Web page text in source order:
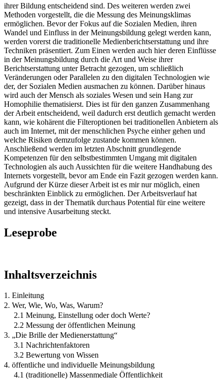
ihrer Bildung entscheidend sind. Des weiteren werden zwei
Methoden vorgestellt, die die Messung des Meinungsklimas
ermöglichen. Bevor der Fokus auf die Sozialen Medien, ihren
Wandel und Einfluss in der Meinungsbildung gelegt werden kann,
werden vorerst die traditionelle Medienberichtserstattung und ihre
Techniken präsentiert. Zum Einen werden auch hier deren Einflüsse
in der Meinungsbildung durch die Art und Weise ihrer
Berichtserstattung unter Betracht gezogen, um schließlich
Veränderungen oder Parallelen zu den digitalen Technologien wie
der, der Sozialen Medien ausmachen zu können. Darüber hinaus
wird auch der Mensch als soziales Wesen und sein Hang zur
Homophilie thematisierst. Dies ist für den ganzen Zusammenhang
der Arbeit entscheidend, weil dadurch erst deutlich gemacht werden
kann, wie kohärent die Filteroptionen bei traditionellen Anbietern als
auch im Internet, mit der menschlichen Psyche einher gehen und
welche Risiken demzufolge zustande kommen können.
Anschließend werden im letzten Abschnitt grundlegende
Kompetenzen für den selbstbestimmten Umgang mit digitalen
Technologien als auch Aussichten für die weitere Handhabung des
Internets vorgestellt, bevor am Ende ein Fazit gezogen werden kann.
Aufgrund der Kürze dieser Arbeit ist es mir nur möglich, einen
beschränkten Einblick zu ermöglichen. Der Arbeitsverlauf hat
gezeigt, dass in der Thematik durchaus Potential für eine weitere
und intensive Ausarbeitung steckt.
Leseprobe
Inhaltsverzeichnis
1. Einleitung
2. Wer, Wie, Wo, Was, Warum?
2.1 Meinung, Einstellung oder doch Werte?
2.2 Messung der öffentlichen Meinung
3. „Die Brille der Medienerstattung“
3.1 Nachrichtenfaktoren
3.2 Bewertung von Wissen
4. öffentliche und individuelle Meinungsbildung
4.1 (traditionelle) Massenmediale Öffentlichkeit